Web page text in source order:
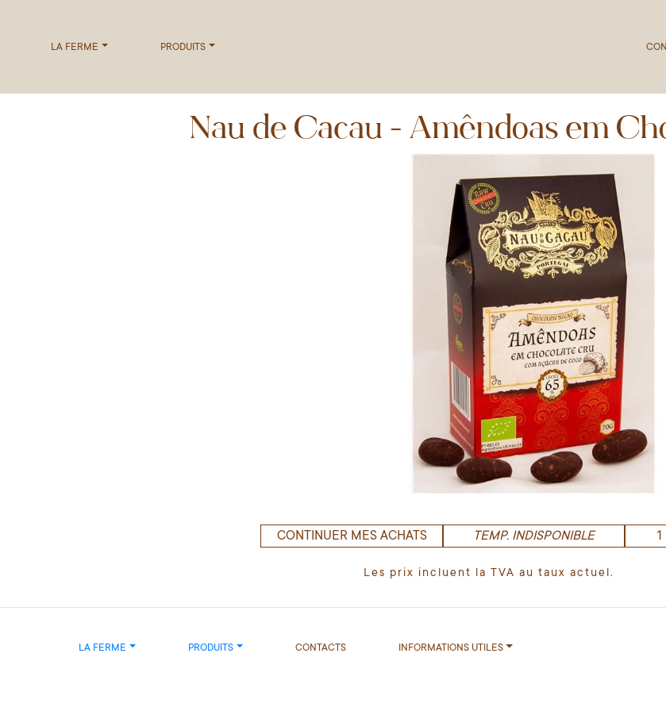
LA FERME PRODUITS
Nau de Cacau - Amêndoas em
CONTINUER MES ACHATS TEMP. INDISPONIBLE
Les prix incluent la TVA au taux actuel.
LA FERME PRODUITS CONTACTS INFORMATIONS UTILES